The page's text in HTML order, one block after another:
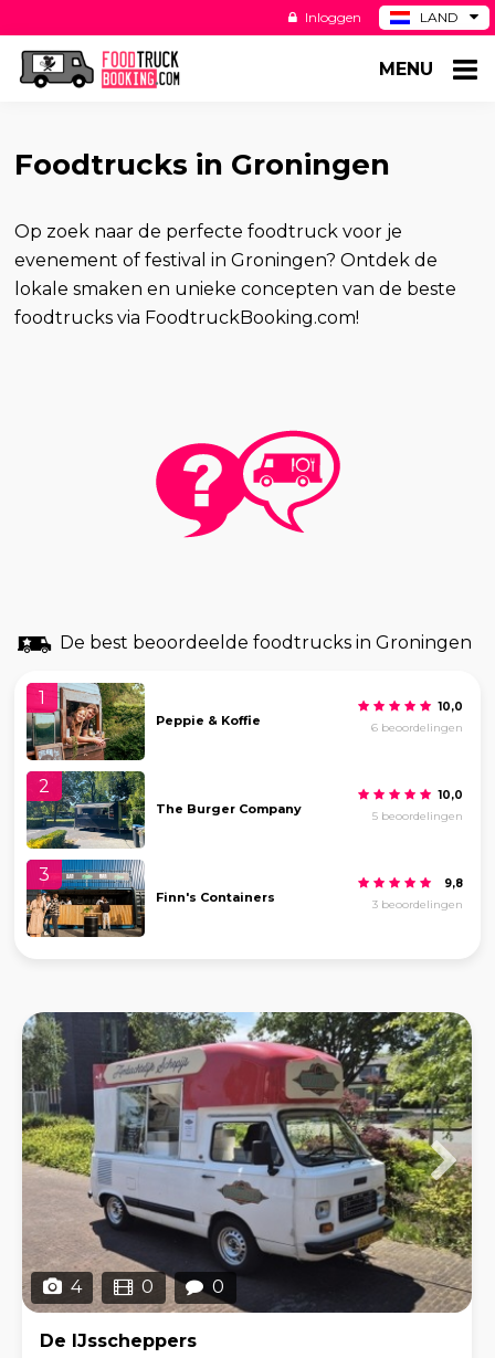
LAND
DE
Inloggen
MENU
Foodtrucks in Groningen
Op zoek naar de perfecte foodtruck voor je
evenement of festival in Groningen? Ontdek de
lokale smaken en unieke concepten van de beste
foodtrucks via FoodtruckBooking.com!
De best beoordeelde foodtrucks in Groningen
1
Peppie & Koffie
10,0
6 beoordelingen
2
The Burger Company
10,0
5 beoordelingen
3
Finn's Containers
9,8
3 beoordelingen
4 0 0
De IJsscheppers